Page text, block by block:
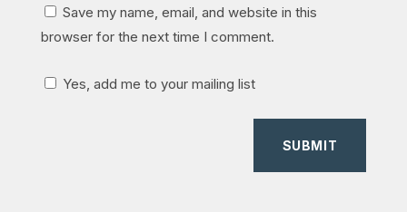
Save my name, email, and website in this
browser for the next time I comment.
Yes, add me to your mailing list
SUBMIT